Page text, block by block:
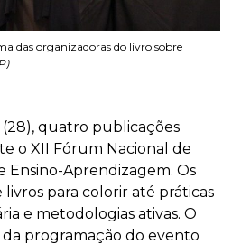
das organizadoras do livro sobre
quatro publicações
o XII Fórum Nacional de
Ensino-Aprendizagem. Os
para colorir até práticas
e metodologias ativas. O
programação do evento